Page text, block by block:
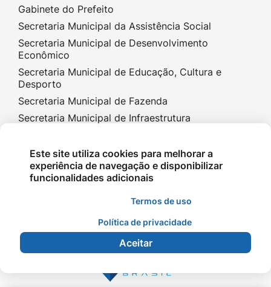
Gabinete do Prefeito
Secretaria Municipal da Assistência Social
Secretaria Municipal de Desenvolvimento
Econômico
Secretaria Municipal de Educação, Cultura e
Desporto
Secretaria Municipal de Fazenda
Secretaria Municipal de Infraestrutura
Secretaria Municipal de Saúde
©2026 - Prefeitura de Terra Nova do Norte - MT -
Todos os direitos reservados
Este site utiliza cookies para melhorar a
experiência de navegação e disponibilizar
funcionalidades adicionais
Termos de uso
Política de privacidade
Aceitar